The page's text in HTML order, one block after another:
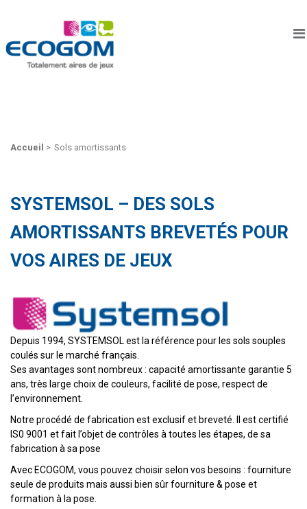
Accueil > Sols amortissants
SYSTEMSOL – DES SOLS
AMORTISSANTS BREVETÉS POUR
VOS AIRES DE JEUX
Depuis 1994, SYSTEMSOL est la référence pour les sols souples
coulés sur le marché français.
Ses avantages sont nombreux : capacité amortissante garantie 5
ans, très large choix de couleurs, facilité de pose, respect de
l’environnement.
Notre procédé de fabrication est exclusif et breveté. Il est certifié
IS0 9001 et fait l’objet de contrôles à toutes les étapes, de sa
fabrication à sa pose
Avec ECOGOM, vous pouvez choisir selon vos besoins : fourniture
seule de produits mais aussi bien sûr fourniture & pose et
formation à la pose.